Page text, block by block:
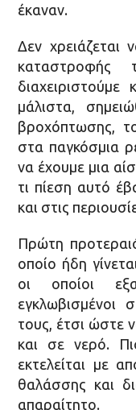
έκαναν.
Δεν χρειάζεται
καταστροφής
μάλιστα,
βροχόπτωσης,
στα παγκόσμια
να έχουμε μια
τι πίεση αυτό
και στις
Πρώτη
οποίο ήδη
οι οποίοι
εγκλωβισμένοι
τους, έτσι ώστε
και σε νερό.
εκτελείται με
θαλάσσης και
απαραίτητο.